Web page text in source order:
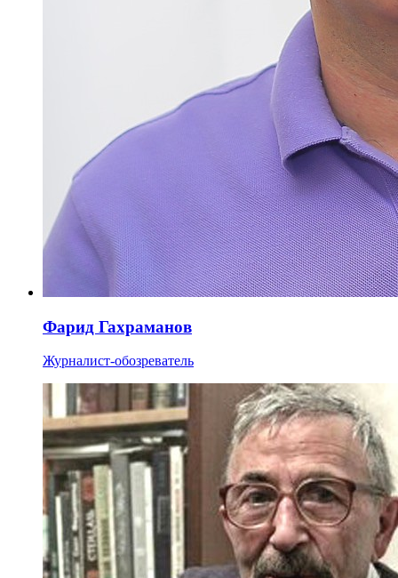
Фарид Гахраманов
Журналист-обозреватель